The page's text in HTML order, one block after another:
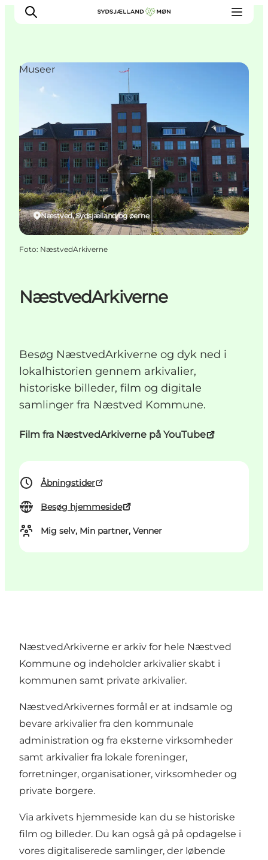
Byer og steder
Events
Spis
Overnat
Planlæg din tur
NæstvedArkiverne
Besøg NæstvedArkiverne og dyk ned i
lokalhistorien gennem arkivalier,
historiske billeder, film og digitale
samlinger fra Næstved Kommune.
Film fra NæstvedArkiverne på YouTube
Åbningstider
Besøg hjemmeside
Mig selv, Min partner, Venner
Næstved, Sydsjælland og øerne
Museer
Foto: NæstvedArkiverne
NæstvedArkiverne er arkiv for hele Næstved
Kommune og indeholder arkivalier skabt i
kommunen samt private arkivalier.
NæstvedArkivernes formål er at indsamle og
bevare arkivalier fra den kommunale
administration og fra eksterne virksomheder
samt arkivalier fra lokale foreninger,
forretninger, organisationer, virksomheder og
private borgere.
Via arkivets hjemmeside kan du se historiske
film og billeder. Du kan også gå på opdagelse i
vores digitaliserede samlinger, der løbende